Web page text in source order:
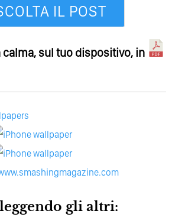
IL POST
sul tuo dispositivo, in
gli altri: